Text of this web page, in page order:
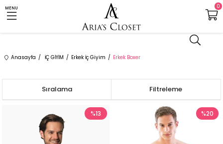
MENU 0
Anasayfa İÇ GİYİM Erkek İç Giyim Erkek Boxer
Filtreleme
Sıralama
%13 %20